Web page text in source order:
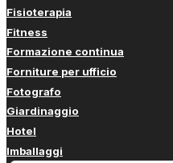
Fisioterapia
Fitness
Formazione continua
Forniture per ufficio
Fotografo
Giardinaggio
Hotel
Imballaggi